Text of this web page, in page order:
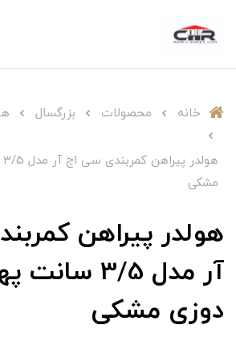
خانه محصولات بزرگسال
مشکی
هولدر پیراهن
آر مدل 3/5
دوزی مشکی